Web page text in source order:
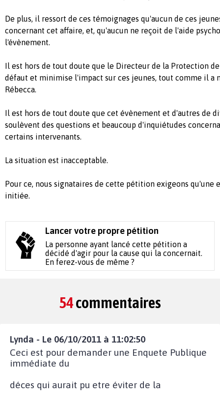
De plus, il ressort de ces témoignages qu'aucun de ces
concernant cet affaire, et, qu'aucun ne reçoit de l'aide
l'évènement.
Il est hors de tout doute que le Directeur de la Protection de
défaut et minimise l'impact sur ces jeunes, tout comme il a
Rébecca.
Il est hors de tout doute que cet évènement et d'autres de
soulèvent des questions et beaucoup d'inquiétudes
certains intervenants.
La situation est inacceptable.
Pour ce, nous signataires de cette pétition exigeons qu'une
initiée.
Lancer votre propre pétition
La personne ayant lancé cette pétition a
décidé d'agir pour la cause qui la concernait.
En ferez-vous de même ?
54commentaires
Lynda - Le 06/10/2011 à 11:02:50
Ceci est pour demander une Enquete Publique
immédiate du
déces qui aurait pu etre éviter de la